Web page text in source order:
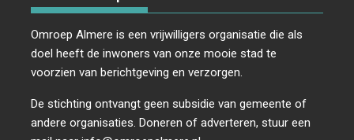
Omroep Almere is een vrijwilligers organisatie die als
doel heeft de inwoners van onze mooie stad te
voorzien van berichtgeving en verzorgen.
De stichting ontvangt geen subsidie van gemeente of
andere organisaties. Doneren of adverteren, stuur een